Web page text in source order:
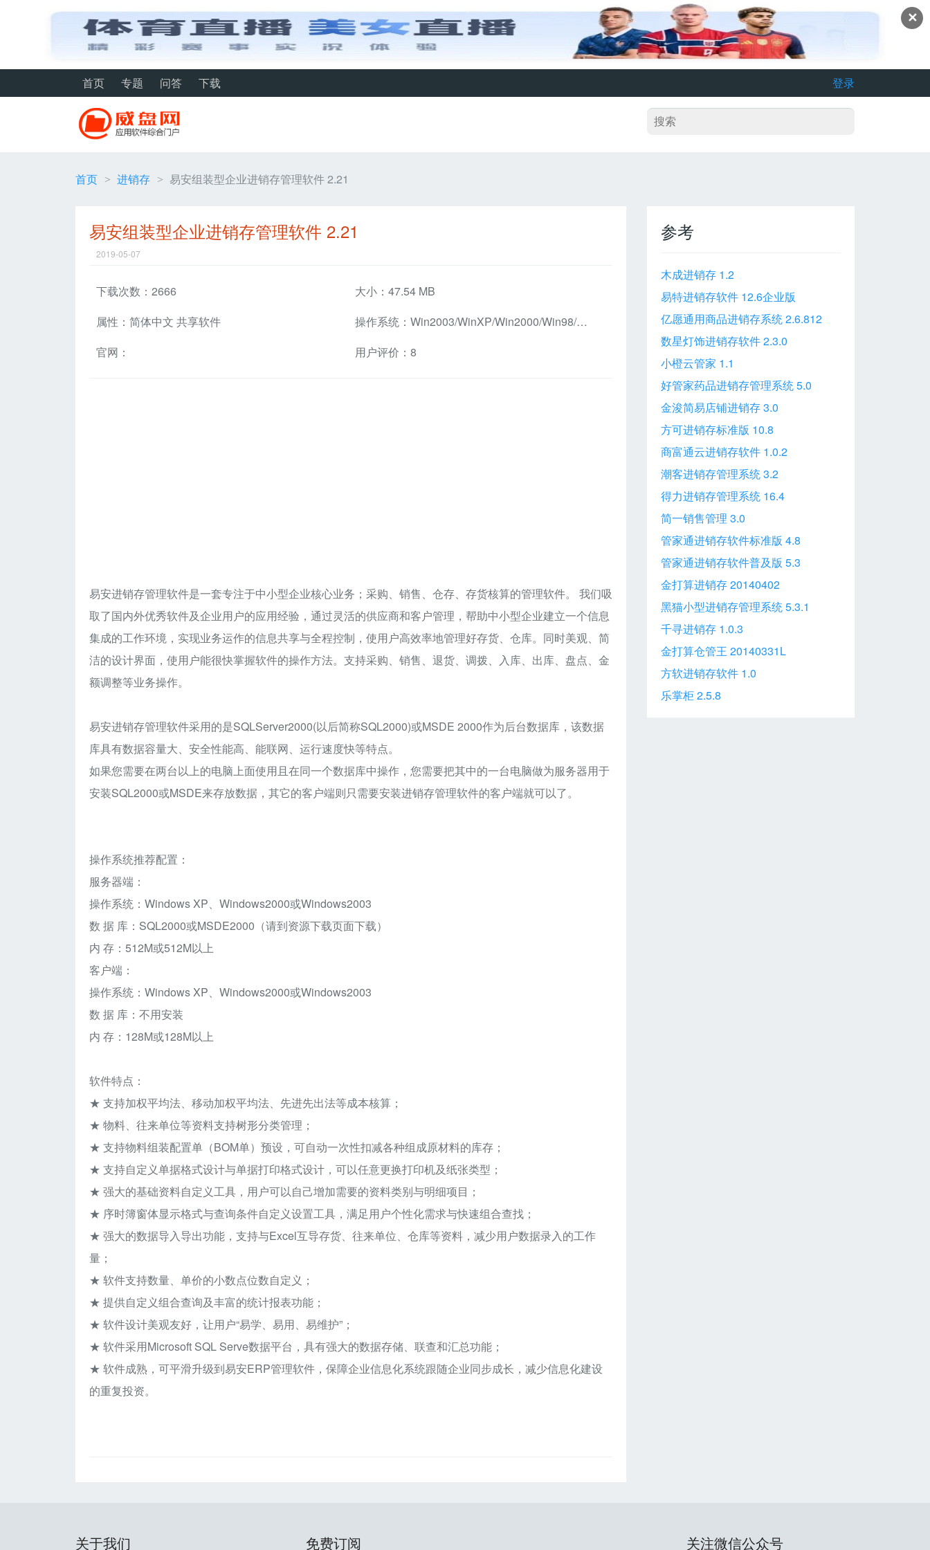
✕
首页 专题 问答 下载 登录
首页 > 进销存 > 易安组装型企业进销存管理软件 2.21
易安组装型企业进销存管理软件 2.21
2019-05-07
下载次数：2666
大小：47.54 MB
属性：简体中文 共享软件
操作系统：Win2003/WinXP/Win2000/Win98/WinMe兼容软件
官网：
用户评价：8
易安进销存管理软件是一套专注于中小型企业核心业务；采购、销售、仓存、存货核算的管理软件。 我们吸
取了国内外优秀软件及企业用户的应用经验，通过灵活的供应商和客户管理，帮助中小型企业建立一个信息
集成的工作环境，实现业务运作的信息共享与全程控制，使用户高效率地管理好存货、仓库。同时美观、简
洁的设计界面，使用户能很快掌握软件的操作方法。支持采购、销售、退货、调拨、入库、出库、盘点、金
额调整等业务操作。
易安进销存管理软件采用的是SQLServer2000(以后简称SQL2000)或MSDE 2000作为后台数据库，该数据
库具有数据容量大、安全性能高、能联网、运行速度快等特点。
如果您需要在两台以上的电脑上面使用且在同一个数据库中操作，您需要把其中的一台电脑做为服务器用于
安装SQL2000或MSDE来存放数据，其它的客户端则只需要安装进销存管理软件的客户端就可以了。
操作系统推荐配置：
服务器端：
操作系统：Windows XP、Windows2000或Windows2003
数 据 库：SQL2000或MSDE2000（请到资源下载页面下载）
内 存：512M或512M以上
客户端：
操作系统：Windows XP、Windows2000或Windows2003
数 据 库：不用安装
内 存：128M或128M以上
软件特点：
★ 支持加权平均法、移动加权平均法、先进先出法等成本核算；
★ 物料、往来单位等资料支持树形分类管理；
★ 支持物料组装配置单（BOM单）预设，可自动一次性扣减各种组成原材料的库存；
★ 支持自定义单据格式设计与单据打印格式设计，可以任意更换打印机及纸张类型；
★ 强大的基础资料自定义工具，用户可以自己增加需要的资料类别与明细项目；
★ 序时簿窗体显示格式与查询条件自定义设置工具，满足用户个性化需求与快速组合查找；
★ 强大的数据导入导出功能，支持与Excel互导存货、往来单位、仓库等资料，减少用户数据录入的工作
量；
★ 软件支持数量、单价的小数点位数自定义；
★ 提供自定义组合查询及丰富的统计报表功能；
★ 软件设计美观友好，让用户“易学、易用、易维护”；
★ 软件采用Microsoft SQL Serve数据平台，具有强大的数据存储、联查和汇总功能；
★ 软件成熟，可平滑升级到易安ERP管理软件，保障企业信息化系统跟随企业同步成长，减少信息化建设
的重复投资。
参考
木成进销存 1.2
易特进销存软件 12.6企业版
亿愿通用商品进销存系统 2.6.812
数星灯饰进销存软件 2.3.0
小橙云管家 1.1
好管家药品进销存管理系统 5.0
金浚简易店铺进销存 3.0
方可进销存标准版 10.8
商富通云进销存软件 1.0.2
潮客进销存管理系统 3.2
得力进销存管理系统 16.4
简一销售管理 3.0
管家通进销存软件标准版 4.8
管家通进销存软件普及版 5.3
金打算进销存 20140402
黑猫小型进销存管理系统 5.3.1
千寻进销存 1.0.3
金打算仓管王 20140331L
方软进销存软件 1.0
乐掌柜 2.5.8
关于我们 免费订阅 关注微信公众号